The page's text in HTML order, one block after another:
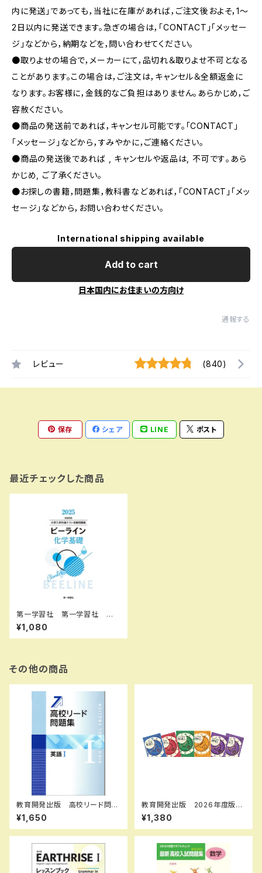
内に発送」であっても，当社に在庫があれば，ご注文後およそ，1〜
2日以内に発送できます。急ぎの場合は，「CONTACT」「メッセー
ジ」などから，納期などを，問い合わせてください。
●取りよせの場合で，メーカーにて，品切れ＆取りよせ不可となる
ことがあります。この場合は，ご注文は，キャンセル＆全額返金に
なります。お客様に，金銭的なご負担はありません。あらかじめ，ご
容赦ください。
●商品の発送前であれば，キャンセル可能です。「CONTACT」
「メッセージ」などから，すみやかに，ご連絡ください。
●商品の発送後であれば , キャンセルや返品は, 不可です｡あら
かじめ, ご了承ください｡
●お探しの書籍，問題集，教科書などあれば，「CONTACT」「メッ
セージ」などから，お問い合わせください。
International shipping available
Add to cart
日本国内にお住まいの方向け
通報する
レビュー (840)
保存 シェア LINE ポスト
最近チェックした商品
第一学習社 第一学習社 大
学入学共通テスト攻略問題集
新課程版 ビーライン化学基礎
2025 新品 問題集本体の
004008375
¥1,080
その他の商品
教育開発出版 高校リード問題
集 英語 I ，英語 II 2026年度
版 各科目（選択ください） 新
品完全セット ISBN なし 0
¥1,650
教育開発出版 2026年度版
新中学問題集 地理・歴史 標
準編 各学年（選択ください）
新品完全セット
¥1,380